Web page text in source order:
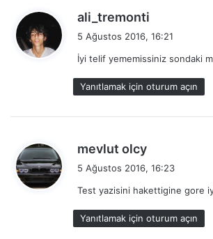
ali_tremonti
i
k
i
5 Ağustos 2016, 16:21
İyi telif yememissiniz sondaki
Yanıtlamak için oturum açın
mevlut olcy
i
k
i
5 Ağustos 2016, 16:23
Test yazisini hakettigine gore
Yanıtlamak için oturum açın